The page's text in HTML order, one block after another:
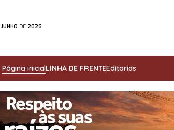
JUNHO DE 2026
Página inicialLINHA DE FRENTEEditorias